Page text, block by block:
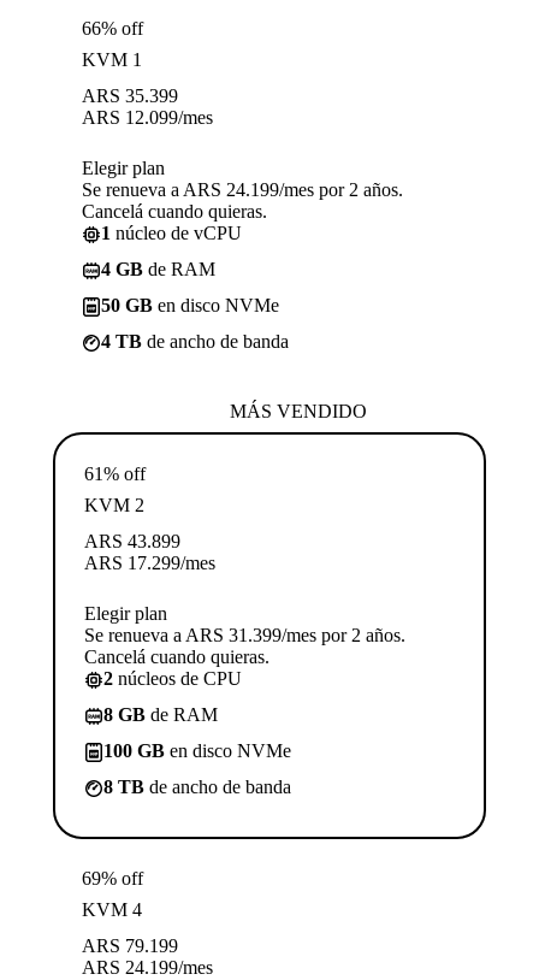
66% off
KVM 1
ARS 35.399
ARS 12.099/mes
Elegir plan
Se renueva a ARS 24.199/mes por 2 años.
Cancelá cuando quieras.
1 núcleo de vCPU
4 GB de RAM
50 GB en disco NVMe
4 TB de ancho de banda
MÁS VENDIDO
61% off
KVM 2
ARS 43.899
ARS 17.299/mes
Elegir plan
Se renueva a ARS 31.399/mes por 2 años.
Cancelá cuando quieras.
2 núcleos de CPU
8 GB de RAM
100 GB en disco NVMe
8 TB de ancho de banda
69% off
KVM 4
ARS 79.199
ARS 24.199/mes